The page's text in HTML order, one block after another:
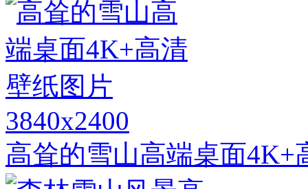
3840x2400
高耸的雪山高端桌面4K+